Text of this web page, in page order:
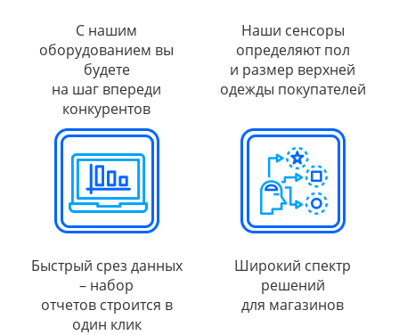
С нашим
оборудованием вы
будете
на шаг впереди
конкурентов
Наши сенсоры
определяют пол
и размер верхней
одежды покупателей
Быстрый срез данных
– набор
отчетов строится в
один клик
Широкий спектр
решений
для магазинов